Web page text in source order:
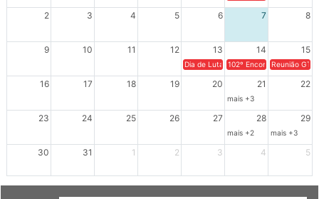
2 3 4 5 6 7 8
9 10 11 12 13 14 15
Dia de Luta em Defesa de Cuba e da
102º Encontro da
Reunião
16 17 18 19 20 21 22
mais +3
23 24 25 26 27 28 29
mais +2 mais +3
30 31 1 2 3 4 5